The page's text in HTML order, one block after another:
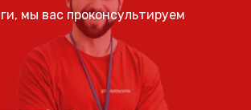
мы вас проконсультируем